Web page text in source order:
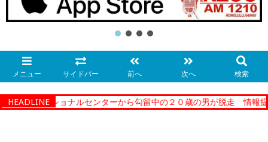
メニュー サイドバー 前へ 次へ 検索
HEADLINE
ーコレクショナルセンターから勾留中の２０歳の男が脱走 情報提供